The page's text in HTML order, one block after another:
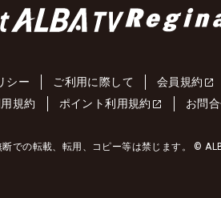
シー ご利用に際して
会員規約
規約 ポイント利用規約 お問
での転載、転用、コピー等は禁じます。 ©